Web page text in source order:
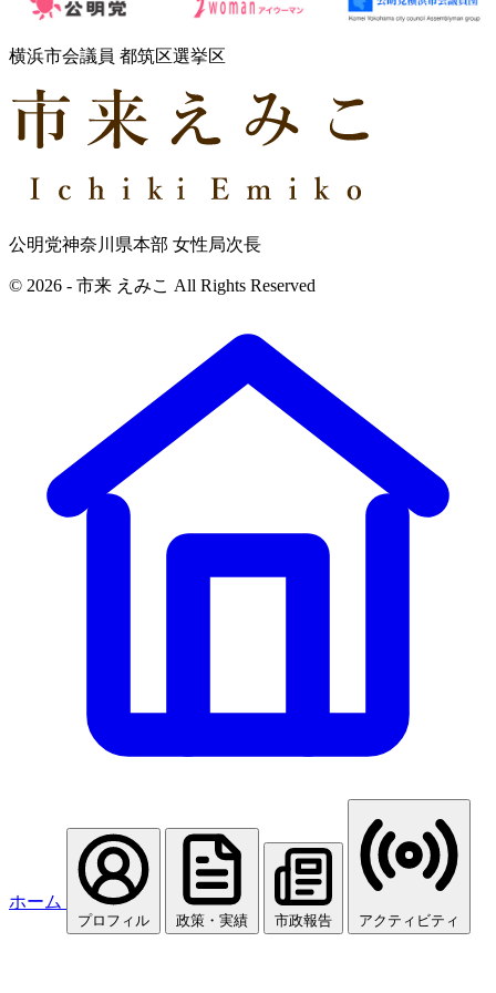
横浜市会議員 都筑区選挙区
公明党神奈川県本部 女性局次長
© 2026 - 市来 えみこ All Rights Reserved
ホーム
プロフィル 政策・実績 市政報告 アクティビティ